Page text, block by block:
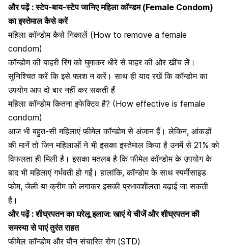
और पढ़ें : स्टेप-बाय-स्टेप जानिए महिला कॉन्डम (Female Condom)
का इस्तेमाल कैसे करें
महिला कॉन्डोम कैसे निकालें (How to remove a female
condom)
कॉन्डोम की बाहरी रिंग को घुमाकर धीरे से बाहर की ओर खींच लें।
सुनिश्चित करें कि इसे फ्लश न करें। साथ ही याद रखें कि कॉन्डोम का
उपयोग आप दो बार नहीं कर सकती हैं
महिला कॉन्डोम कितना इफेक्टिव है? (How effective is female
condom)
आज भी बहुत-सी महिलाएं फीमेल कॉन्डोम से अंजान हैं। लेकिन, आंकड़ों
की मानें तो जिन महिलाओं ने भी इसका इस्तेमाल किया है उनमें से 21% को
विफलता ही मिली है। इसका मतलब है कि फीमेल कॉन्डोम के उपयोग के
बाद भी महिलाएं गर्भवती हो गईं। हालांकि, कॉन्डोम के साथ स्पर्मीसाइड
फोम, जेली या क्रीम को लगाकर इसकी प्रभावशीलता बढ़ाई जा सकती
है।
और पढ़ें : शीघ्रपतन का घरेलू इलाज: खाएं ये चीजें और शीघ्रपतन की
समस्या से पाएं तुरंत राहत
फीमेल कॉन्डोम और यौन संचारित रोग (STD)